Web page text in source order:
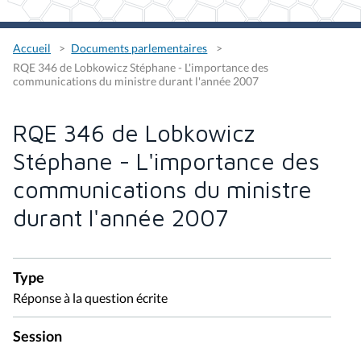
Accueil
Documents parlementaires
RQE 346 de Lobkowicz Stéphane - L'importance des
communications du ministre durant l'année 2007
RQE 346 de Lobkowicz
Stéphane - L'importance des
communications du ministre
durant l'année 2007
Type
Réponse à la question écrite
Session